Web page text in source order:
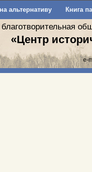
альтернативу Книга
«Центр
e-